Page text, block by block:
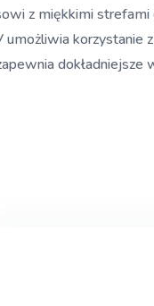
z miękkimi
korzystanie
dokładniejsze